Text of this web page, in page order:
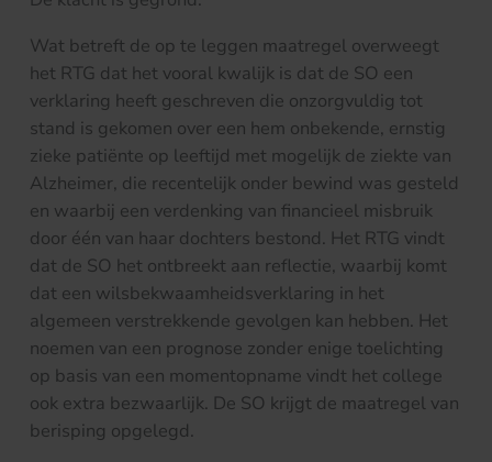
Wat betreft de op te leggen maatregel overweegt
het RTG dat het vooral kwalijk is dat de SO een
verklaring heeft geschreven die onzorgvuldig tot
stand is gekomen over een hem onbekende, ernstig
zieke patiënte op leeftijd met mogelijk de ziekte van
Alzheimer, die recentelijk onder bewind was gesteld
en waarbij een verdenking van financieel misbruik
door één van haar dochters bestond. Het RTG vindt
dat de SO het ontbreekt aan reflectie, waarbij komt
dat een wilsbekwaamheidsverklaring in het
algemeen verstrekkende gevolgen kan hebben. Het
noemen van een prognose zonder enige toelichting
op basis van een momentopname vindt het college
ook extra bezwaarlijk. De SO krijgt de maatregel van
berisping opgelegd.